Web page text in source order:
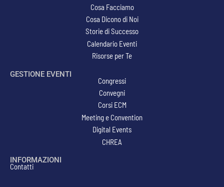
Cosa Facciamo
Cosa Dicono di Noi
Storie di Successo
Calendario Eventi
Risorse per Te
GESTIONE EVENTI
Congressi
Convegni
Corsi ECM
Meeting e Convention
Digital Events
CHREA
INFORMAZIONI
Contatti